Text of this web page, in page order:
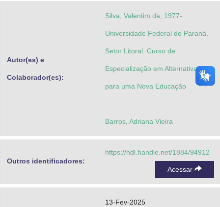
Autor(es) e
Colaborador(es):
Silva, Valentim da, 1977-
Universidade Federal do Paraná.
Setor Litoral. Curso de
Especialização em Alternativas
para uma Nova Educação
Barros, Adriana Vieira
Outros identificadores:
https://hdl.handle.net/1884/94912
Acessar
13-Fev-2025